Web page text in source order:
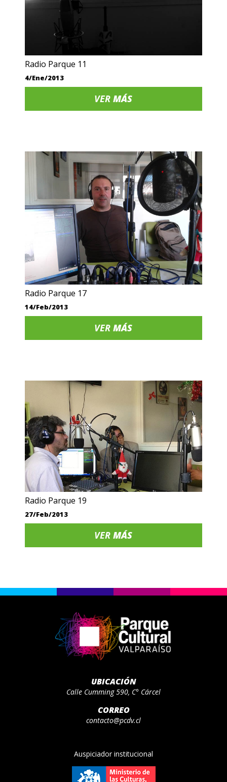
Radio Parque 11
4/Ene/2013
VERMÁS
Radio Parque 17
14/Feb/2013
VERMÁS
Radio Parque 19
27/Feb/2013
VERMÁS
UBICACIÓN
Calle Cumming 590, C° Cárcel
CORREO
contacto@pcdv.cl
Auspiciador institucional